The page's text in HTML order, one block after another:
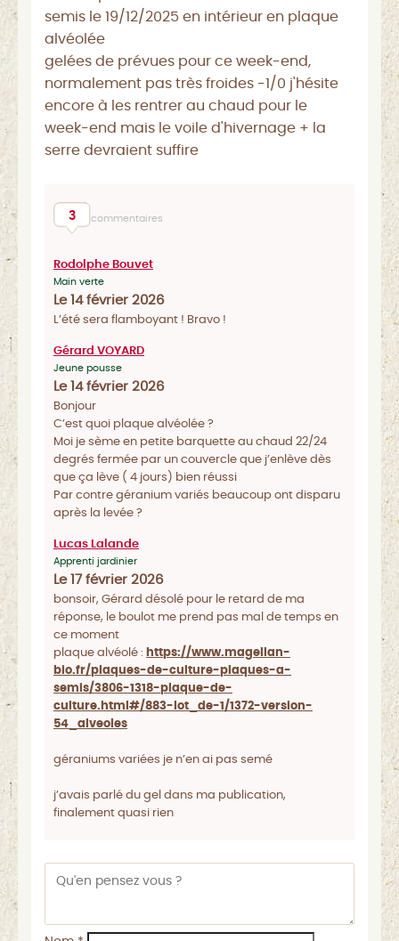
semis le 19/12/2025 en intérieur en plaque
alvéolée
gelées de prévues pour ce week-end,
normalement pas très froides -1/0 j'hésite
encore à les rentrer au chaud pour le
week-end mais le voile d'hivernage + la
serre devraient suffire
3 commentaires
Rodolphe Bouvet
Main verte
Le 14 février 2026
L’été sera flamboyant ! Bravo !
Gérard VOYARD
Jeune pousse
Le 14 février 2026
Bonjour
C’est quoi plaque alvéolée ?
Moi je sème en petite barquette au chaud 22/24
degrés fermée par un couvercle que j’enlève dès
que ça lève ( 4 jours) bien réussi
Par contre géranium variés beaucoup ont disparu
après la levée ?
Lucas Lalande
Apprenti jardinier
Le 17 février 2026
bonsoir, Gérard désolé pour le retard de ma
réponse, le boulot me prend pas mal de temps en
ce moment
plaque alvéolé : https://www.magellan-
bio.fr/plaques-de-culture-plaques-a-
semis/3806-1318-plaque-de-
culture.html#/883-lot_de-1/1372-version-
54_alveoles
géraniums variées je n’en ai pas semé
j’avais parlé du gel dans ma publication,
finalement quasi rien